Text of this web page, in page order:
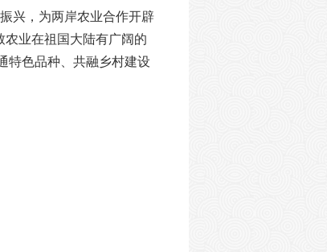
兴，为两岸农业合作开辟
农业在祖国大陆有广阔的
特色品种、共融乡村建设